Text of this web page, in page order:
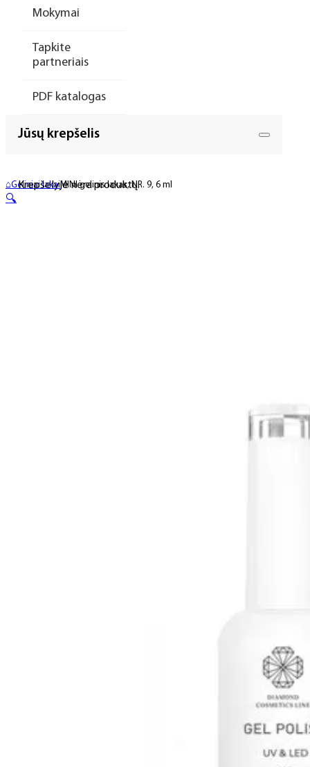
Mokymai
Tapkite
partneriais
PDF katalogas
Jūsų krepšelis
Krepšelyje nėra produktų.
⌂Geliniai lakaiMINI gelinis lakas, NR. 9, 6 ml
🔍